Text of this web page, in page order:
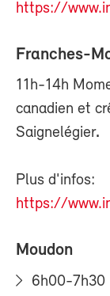
https://
Franches-
11h-14h
canadien et
Saignelégier.
Plus d'infos:
https://
Moudon
6h00-7h30